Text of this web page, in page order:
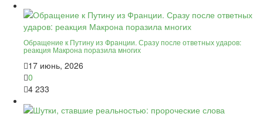
Обращение к Путину из Франции. Сразу после ответных ударов:
реакция Макрона поразила многих
17 июнь, 2026
0
4 233